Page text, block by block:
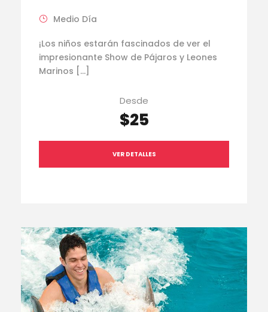
Medio Día
¡Los niños estarán fascinados de ver el
impresionante Show de Pájaros y Leones
Marinos […]
Desde
$25
VER DETALLES